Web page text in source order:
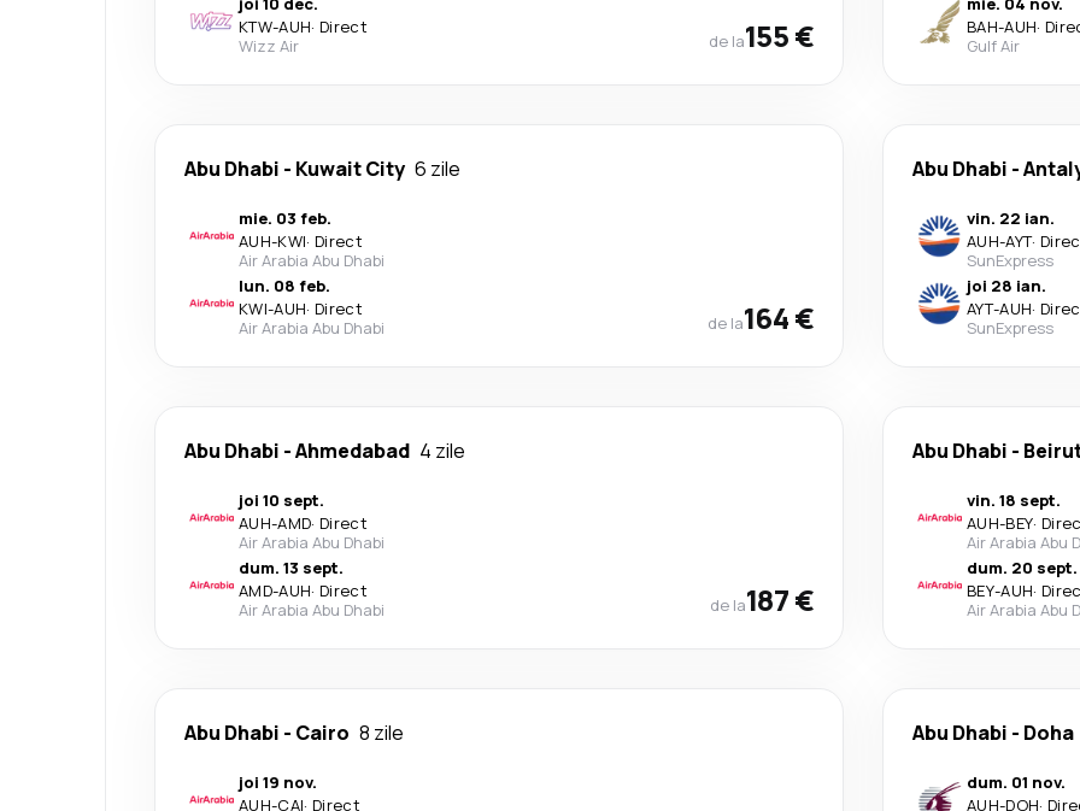
KTW-AUH· Direct
Wizz Air
de la155 €
BAH-AUH·
Gulf Air
Abu Dhabi - Kuwait City 6 zile
mie. 03 feb.
AUH-KWI· Direct
Air Arabia Abu Dhabi
lun. 08 feb.
KWI-AUH· Direct
Air Arabia Abu Dhabi
de la164 €
Abu Dhabi -
vin. 22 ian.
AUH-AYT·
SunExpress
joi 28 ian.
AYT-AUH·
SunExpress
Abu Dhabi -Ahmedabad 4 zile
joi 10 sept.
AUH-AMD· Direct
Air Arabia Abu Dhabi
dum. 13 sept.
AMD-AUH· Direct
Air Arabia Abu Dhabi
de la187 €
Abu Dhabi -
vin. 18 sept.
AUH-BEY·
Air Arabia Abu
dum. 20 sept.
BEY-AUH·
Air Arabia Abu
Abu Dhabi - Cairo 8 zile
joi 19 nov.
AUH-CAI· Direct
Abu Dhabi - Doha
dum. 01 nov.
AUH-DOH·